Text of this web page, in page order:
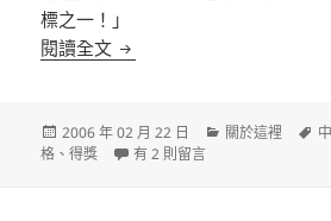
標之一！」
閱讀全文 又來一個驚喜
發
佈
2006 年 02 月 22 日
分
關於這裡
標
格 、得獎 在〈又來一個驚喜〉中
有 2 則留言